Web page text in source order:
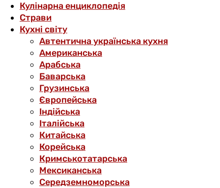
Кулінарна енциклопедія
Страви
Кухні світу
Автентична українська кухня
Американська
Арабська
Баварська
Грузинська
Європейська
Індійська
Італійська
Китайська
Корейська
Кримськотатарська
Мексиканська
Середземноморська